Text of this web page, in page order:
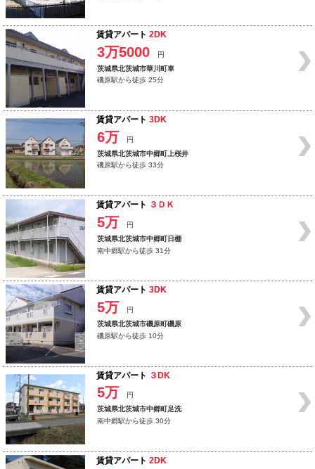
賃貸アパート 2DK
3万5000
円
茨城県北茨城市華川町車
磯原駅から徒歩 25分
賃貸アパート 3DK
6万
円
茨城県北茨城市中郷町上桜井
磯原駅から徒歩 33分
賃貸アパート ３ＤＫ
5万
円
茨城県北茨城市中郷町日棚
南中郷駅から徒歩 31分
賃貸アパート 3DK
5万
円
茨城県北茨城市磯原町磯原
磯原駅から徒歩 10分
賃貸アパート ３DK
5万
円
茨城県北茨城市中郷町足洗
南中郷駅から徒歩 30分
賃貸アパート 2DK